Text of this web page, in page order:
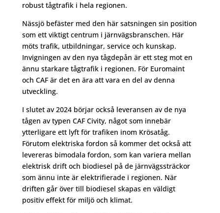
robust tågtrafik i hela regionen.
Nässjö befäster med den här satsningen sin position
som ett viktigt centrum i järnvägsbranschen. Här
möts trafik, utbildningar, service och kunskap.
Invigningen av den nya tågdepån är ett steg mot en
ännu starkare tågtrafik i regionen. För Euromaint
och CAF är det en ära att vara en del av denna
utveckling.
I slutet av 2024 börjar också leveransen av de nya
tågen av typen CAF Civity, något som innebär
ytterligare ett lyft för trafiken inom Krösatåg.
Förutom elektriska fordon så kommer det också att
levereras bimodala fordon, som kan variera mellan
elektrisk drift och biodiesel på de järnvägssträckor
som ännu inte är elektrifierade i regionen. När
driften går över till biodiesel skapas en väldigt
positiv effekt för miljö och klimat.